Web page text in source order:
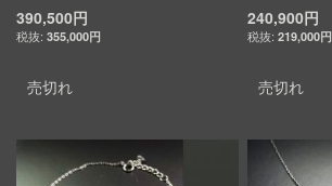
390,500円
355,000円
売切れ
240,900円
219,000円
売切れ